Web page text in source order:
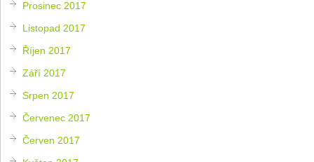
Prosinec 2017
Listopad 2017
Říjen 2017
Září 2017
Srpen 2017
Červenec 2017
Červen 2017